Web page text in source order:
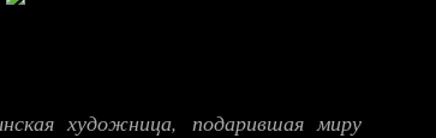
художница, подарившая миру